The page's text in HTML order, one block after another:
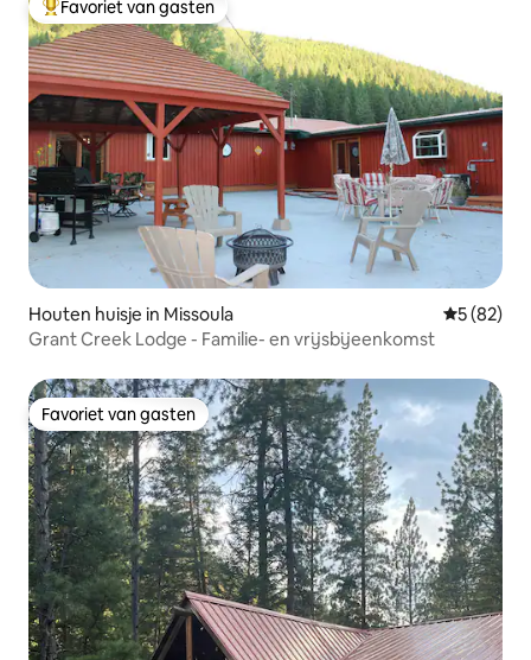
Topfavoriet van gasten
Favoriet van gasten
Houten huisje in Missoula
5 (82)
Grant Creek Lodge - Familie- en vrijsbijeenkomst
Favoriet van gasten
Favoriet van gasten